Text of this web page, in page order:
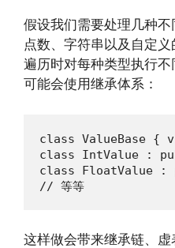
假设我们需要处理几种
点数、字符串以及自定
遍历时对每种类型执行
可能会使用继承体系：
class ValueBase
class IntValue :
class FloatValue
// 等等
这样做会带来继承链、